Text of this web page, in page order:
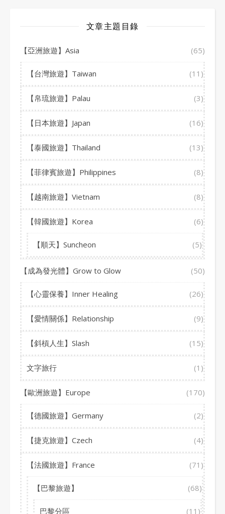
文章主題目錄
【亞洲旅遊】Asia (65)
【台灣旅遊】Taiwan (11)
【帛琉旅遊】Palau (3)
【日本旅遊】Japan (16)
【泰國旅遊】Thailand (13)
【菲律賓旅遊】Philippines (8)
【越南旅遊】Vietnam (8)
【韓國旅遊】Korea (6)
【順天】Suncheon (5)
【成為發光體】Grow to Glow (50)
【心靈保養】Inner Healing (26)
【愛情關係】Relationship (9)
【斜槓人生】Slash (15)
文字旅行 (1)
【歐洲旅遊】Europe (170)
【德國旅遊】Germany (2)
【捷克旅遊】Czech (4)
【法國旅遊】France (71)
【巴黎旅遊】 (68)
巴黎分區 (11)